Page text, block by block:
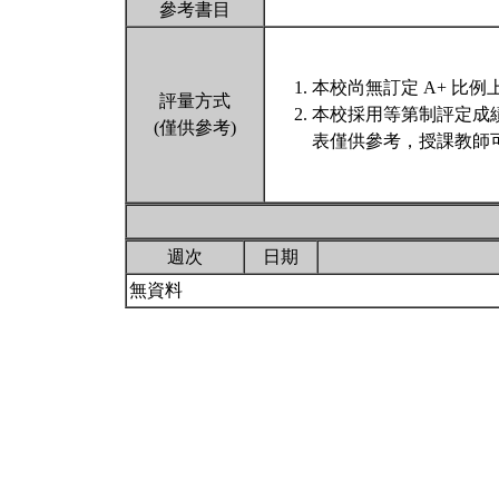
參考書目
評量方式
(僅供參考)
本校尚無訂定 A+ 比例
本校採用等第制評定成
表僅供參考，授課教師
週次
日期
無資料